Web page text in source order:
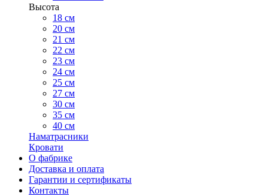
Высота
18 см
20 см
21 см
22 см
23 см
24 см
25 см
27 см
30 см
35 см
40 см
Наматрасники
Кровати
О фабрике
Доставка и оплата
Гарантии и сертификаты
Контакты